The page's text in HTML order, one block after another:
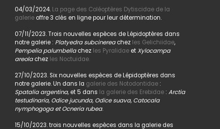
04/03/2024. La page des Coléoptères Dytiscidae de la
galerieoffre 3 clés en ligne pour leur détermination.
07/11/2023. Trois nouvelles espèces de Lépidoptères dans
notre galerie : Platyedra subcinereachez les Gelichiidae,
Pempelia palumbellachez les PyralidaeetXylocampa
areolachez les Noctuidae.
27/10/2023. Six nouvelles espèces de Lépidoptères dans
notre galerie. Un dans la galerie des Notodontidae:
Spatalia argentina, et 5 dans la galerie des Erebidae: Arctia
testudinaria, Odice jucunda, Odice suava, Catocala
nymphogoga et Ocneria rubea.
15/10/2023. trois nouvelles espèces dans la galerie des